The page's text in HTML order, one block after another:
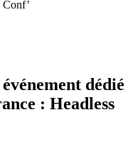
Conf’
dédié
: Headless